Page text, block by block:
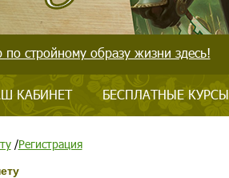
по стройному образу жизни здесь!
КАБИНЕТ БЕСПЛАТНЫЕ КУРСЫ
/Регистрация